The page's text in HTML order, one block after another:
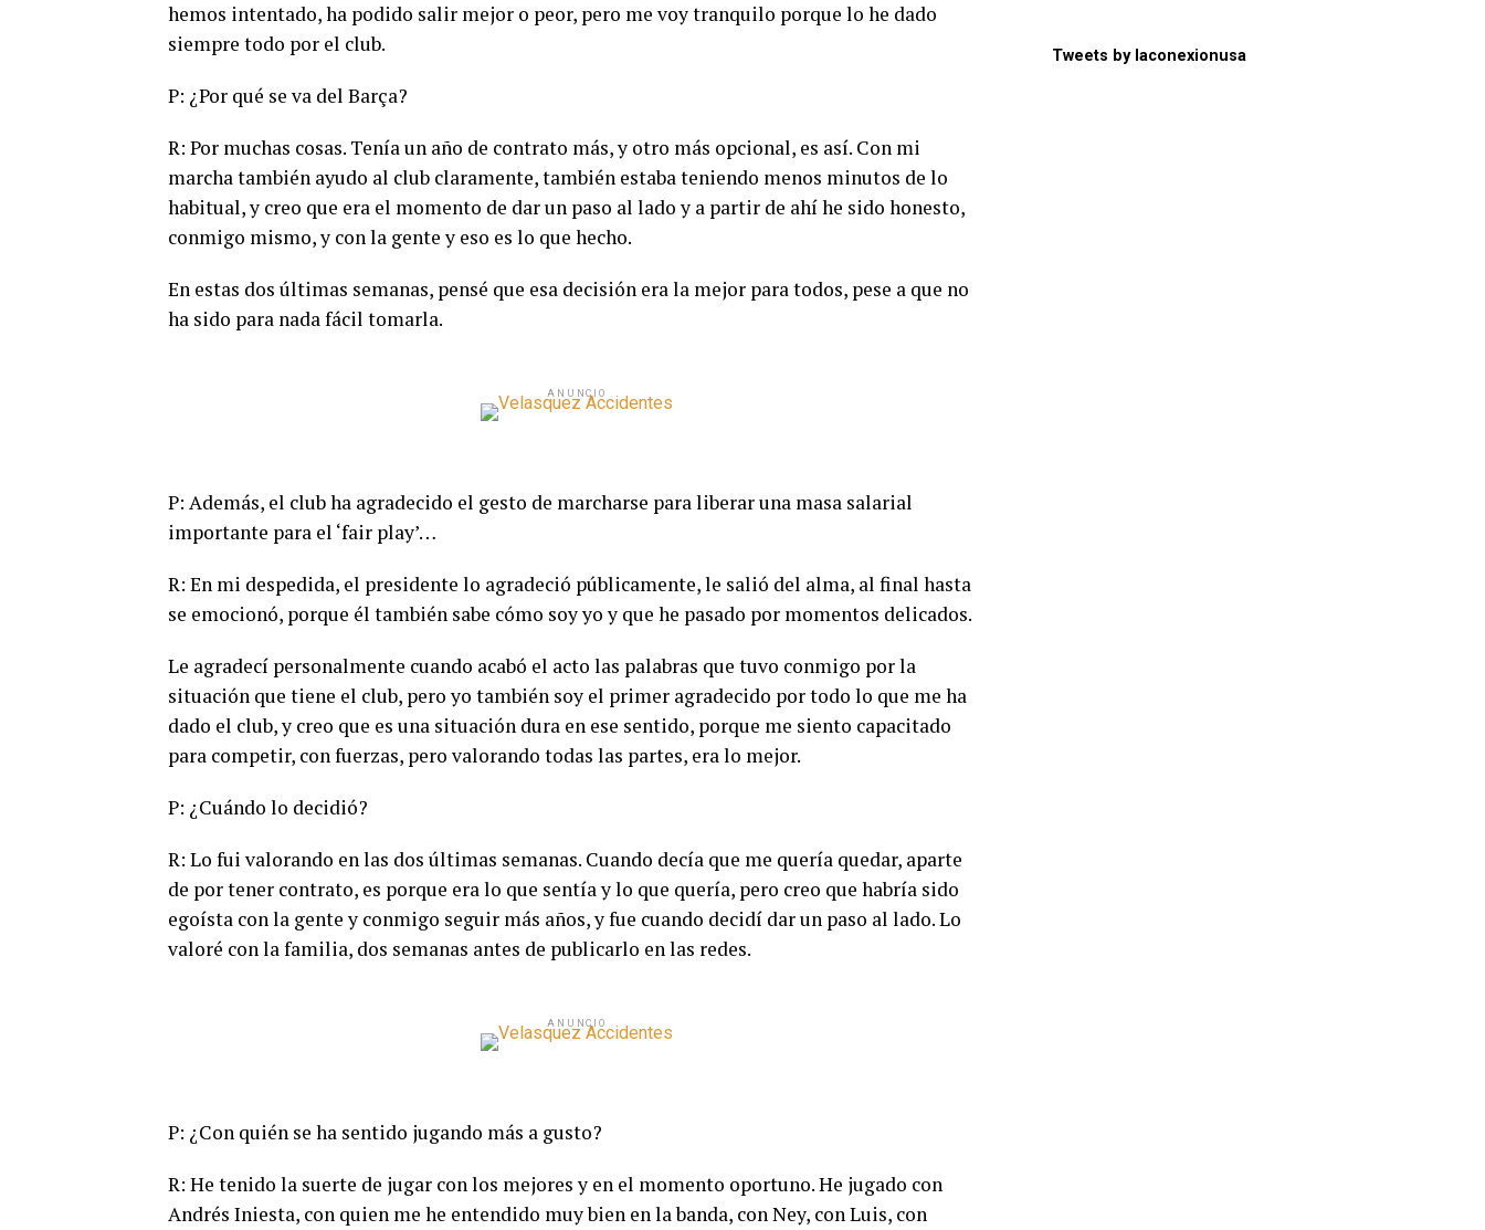
hemos intentado, ha podido salir mejor o peor, pero me voy tranquilo porque lo he dado
siempre todo por el club.
P: ¿Por qué se va del Barça?
R: Por muchas cosas. Tenía un año de contrato más, y otro más opcional, es así. Con mi
marcha también ayudo al club claramente, también estaba teniendo menos minutos de lo
habitual, y creo que era el momento de dar un paso al lado y a partir de ahí he sido honesto,
conmigo mismo, y con la gente y eso es lo que hecho.
En estas dos últimas semanas, pensé que esa decisión era la mejor para todos, pese a que no
ha sido para nada fácil tomarla.
ANUNCIO
P: Además, el club ha agradecido el gesto de marcharse para liberar una masa salarial
importante para el ‘fair play’…
R: En mi despedida, el presidente lo agradeció públicamente, le salió del alma, al final hasta
se emocionó, porque él también sabe cómo soy yo y que he pasado por momentos delicados.
Le agradecí personalmente cuando acabó el acto las palabras que tuvo conmigo por la
situación que tiene el club, pero yo también soy el primer agradecido por todo lo que me ha
dado el club, y creo que es una situación dura en ese sentido, porque me siento capacitado
para competir, con fuerzas, pero valorando todas las partes, era lo mejor.
P: ¿Cuándo lo decidió?
R: Lo fui valorando en las dos últimas semanas. Cuando decía que me quería quedar, aparte
de por tener contrato, es porque era lo que sentía y lo que quería, pero creo que habría sido
egoísta con la gente y conmigo seguir más años, y fue cuando decidí dar un paso al lado. Lo
valoré con la familia, dos semanas antes de publicarlo en las redes.
ANUNCIO
P: ¿Con quién se ha sentido jugando más a gusto?
R: He tenido la suerte de jugar con los mejores y en el momento oportuno. He jugado con
Andrés Iniesta, con quien me he entendido muy bien en la banda, con Ney, con Luis, con
Tweets by laconexionusa